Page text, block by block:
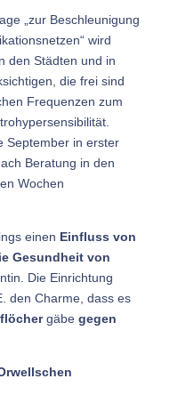
„zur Beschleunigung
wird
den Städten und in
die frei sind
Frequenzen zum
September in erster
Beratung in den
Wochen
einen Einfluss von
Gesundheit von
Die Einrichtung
den Charme, dass es
gäbe gegen